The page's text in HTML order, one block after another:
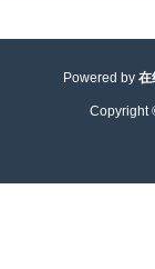
Powered by 在
Copyright